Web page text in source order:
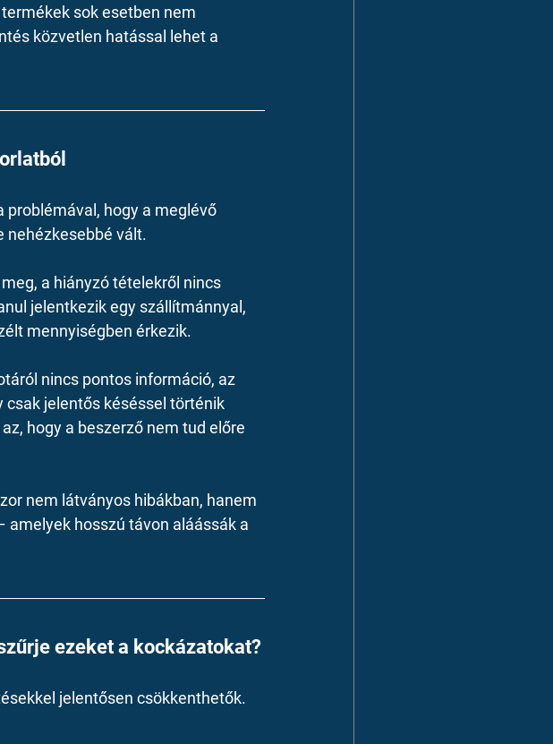
sok esetben nem
közvetlen hatással lehet a
problémával, hogy a meglévő
nehézkesebbé vált.
a hiányzó tételekről nincs
jelentkezik egy szállítmánnyal,
mennyiségben érkezik.
nincs pontos információ, az
csak jelentős késéssel történik
hogy a beszerző nem tud előre
nem látványos hibákban, hanem
amelyek hosszú távon aláássák a
ezeket a kockázatokat?
jelentősen csökkenthetők.